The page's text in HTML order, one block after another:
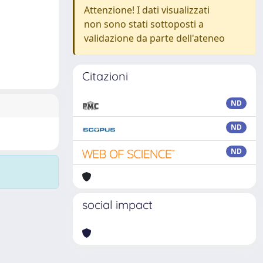
Attenzione! I dati visualizzati
non sono stati sottoposti a
validazione da parte dell'ateneo
Citazioni
ND
ND
ND
social impact